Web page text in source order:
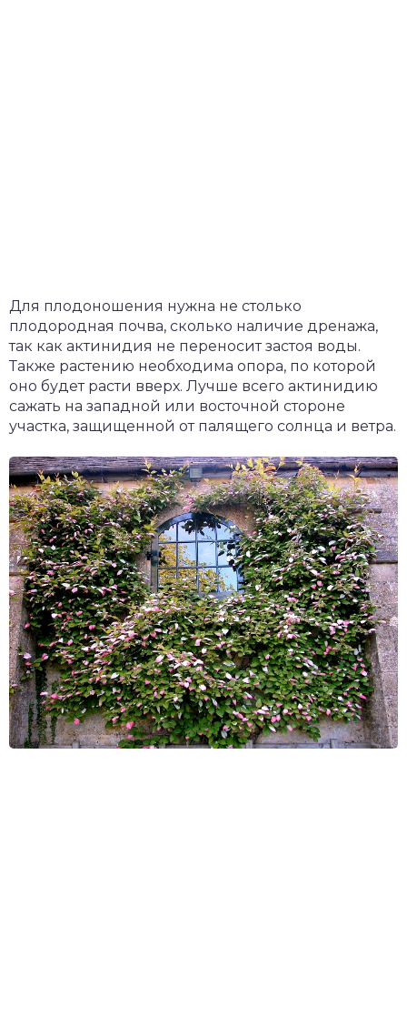
Для плодоношения нужна не столько
плодородная почва, сколько наличие дренажа,
так как актинидия не переносит застоя воды.
Также растению необходима опора, по которой
оно будет расти вверх. Лучше всего актинидию
сажать на западной или восточной стороне
участка, защищенной от палящего солнца и ветра.